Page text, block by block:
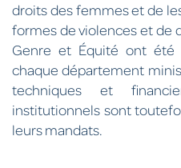
droits des femmes et de
formes de violences et de
Genre et Équité ont
chaque département
techniques et
institutionnels sont
leurs mandats.